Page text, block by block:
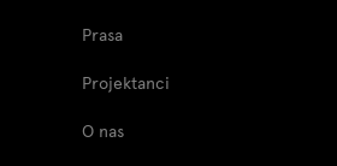
Prasa
Projektanci
O nas